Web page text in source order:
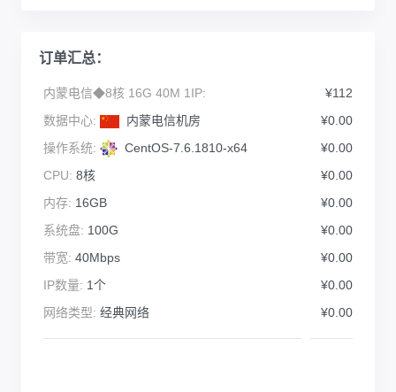
订单汇总：
内蒙电信◆8核 16G 40M 1IP:
¥112
数据中心:
内蒙电信机房
¥0.00
操作系统:
CentOS-7.6.1810-x64
¥0.00
CPU: 8核
¥0.00
内存: 16GB
¥0.00
系统盘: 100G
¥0.00
带宽: 40Mbps
¥0.00
IP数量: 1个
¥0.00
网络类型: 经典网络 ¥0.00